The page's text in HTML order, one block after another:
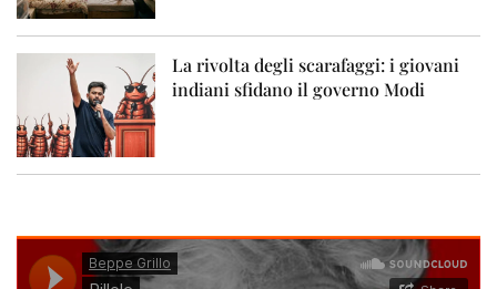
La rivolta degli scarafaggi: i giovani
indiani sfidano il governo Modi